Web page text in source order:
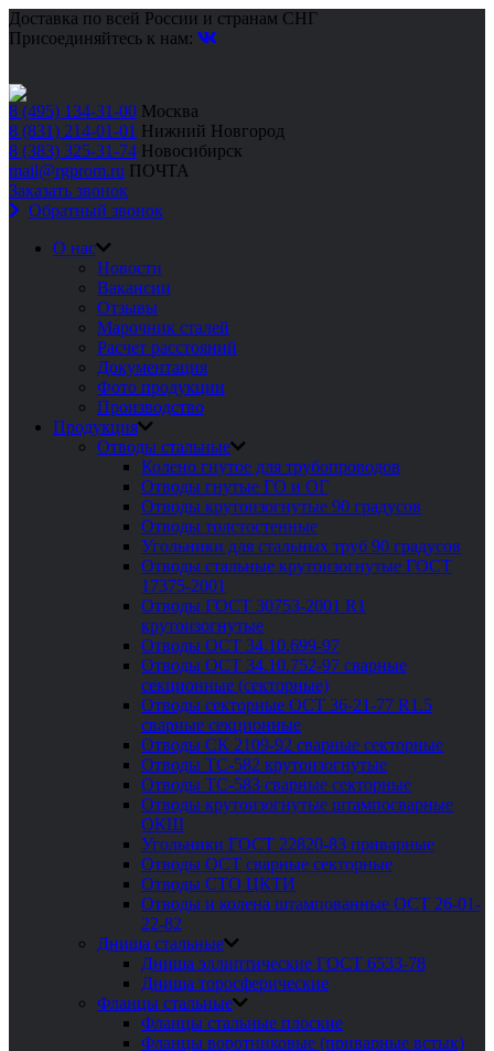
Доставка по всей России и странам СНГ
Присоединяйтесь к нам:
8 (495) 134-31-00 Москва
8 (831) 214-01-01 Нижний Новгород
8 (383) 325-31-74 Новосибирск
mail@rgprom.ru ПОЧТА
Заказать звонок
Обратный звонок
О нас
Новости
Вакансии
Отзывы
Марочник сталей
Расчет расстояний
Документация
Фото продукции
Производство
Продукция
Отводы стальные
Колено гнутое для трубопроводов
Отводы гнутые ГО и ОГ
Отводы крутоизогнутые 90 градусов
Отводы толстостенные
Угольники для стальных труб 90 градусов
Отводы стальные крутоизогнутые ГОСТ
17375-2001
Отводы ГОСТ 30753-2001 R1
крутоизогнутые
Отводы ОСТ 34.10.699-97
Отводы ОСТ 34.10.752-97 сварные
секционные (секторные)
Отводы секторные ОСТ 36-21-77 R1.5
сварные секционные
Отводы СК 2109-92 сварные секторные
Отводы ТС-582 крутоизогнутые
Отводы ТС-583 сварные секторные
Отводы крутоизогнутые штампосварные
ОКШ
Угольники ГОСТ 22820-83 приварные
Отводы ОСТ сварные секторные
Отводы СТО ЦКТИ
Отводы и колена штампованные ОСТ 26-01-
22-82
Днища стальные
Днища эллиптические ГОСТ 6533-78
Днища торосферические
Фланцы стальные
Фланцы стальные плоские
Фланцы воротниковые (приварные встык)